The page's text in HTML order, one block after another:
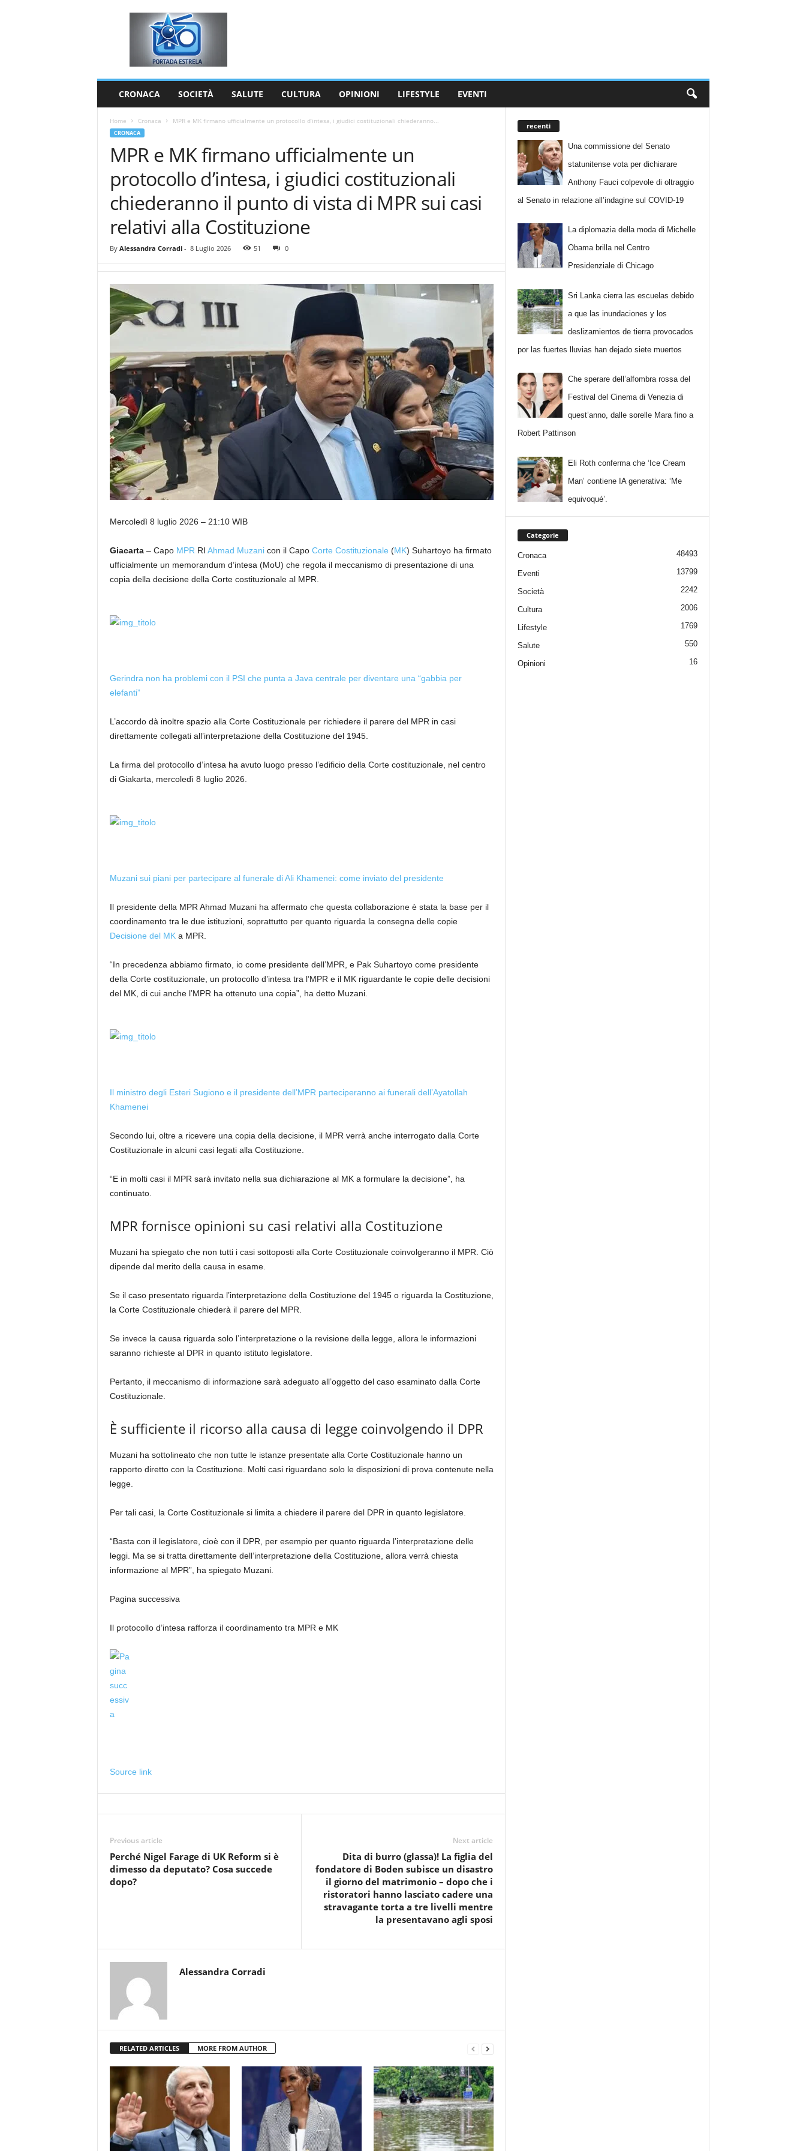
CRONACA SOCIETÀ SALUTE CULTURA OPINIONI LIFESTYLE EVENTI
Home Cronaca MPR e MK firmano ufficialmente un protocollo d’intesa, i giudici costituzionali chiederanno...
CRONACA
MPR e MK firmano ufficialmente un
protocollo d’intesa, i giudici costituzionali
chiederanno il punto di vista di MPR sui casi
relativi alla Costituzione
By Alessandra Corradi- 8 Luglio 2026 51 0
Mercoledì 8 luglio 2026 – 21:10 WIB
Giacarta – Capo MPR RI Ahmad Muzanicon il Capo Corte Costituzionale (MK) Suhartoyo ha firmato
ufficialmente un memorandum d’intesa (MoU) che regola il meccanismo di presentazione di una
copia della decisione della Corte costituzionale al MPR.
Gerindra non ha problemi con il PSI che punta a Java centrale per diventare una “gabbia per
elefanti”
L’accordo dà inoltre spazio alla Corte Costituzionale per richiedere il parere del MPR in casi
direttamente collegati all’interpretazione della Costituzione del 1945.
La firma del protocollo d’intesa ha avuto luogo presso l’edificio della Corte costituzionale, nel centro
di Giakarta, mercoledì 8 luglio 2026.
Muzani sui piani per partecipare al funerale di Ali Khamenei: come inviato del presidente
Il presidente della MPR Ahmad Muzani ha affermato che questa collaborazione è stata la base per il
coordinamento tra le due istituzioni, soprattutto per quanto riguarda la consegna delle copie
Decisione del MKa MPR.
“In precedenza abbiamo firmato, io come presidente dell’MPR, e Pak Suhartoyo come presidente
della Corte costituzionale, un protocollo d’intesa tra l’MPR e il MK riguardante le copie delle decisioni
del MK, di cui anche l’MPR ha ottenuto una copia”, ha detto Muzani.
Il ministro degli Esteri Sugiono e il presidente dell’MPR parteciperanno ai funerali dell’Ayatollah
Khamenei
Secondo lui, oltre a ricevere una copia della decisione, il MPR verrà anche interrogato dalla Corte
Costituzionale in alcuni casi legati alla Costituzione.
“E in molti casi il MPR sarà invitato nella sua dichiarazione al MK a formulare la decisione”, ha
continuato.
MPR fornisce opinioni su casi relativi alla Costituzione
Muzani ha spiegato che non tutti i casi sottoposti alla Corte Costituzionale coinvolgeranno il MPR. Ciò
dipende dal merito della causa in esame.
Se il caso presentato riguarda l’interpretazione della Costituzione del 1945 o riguarda la Costituzione,
la Corte Costituzionale chiederà il parere del MPR.
Se invece la causa riguarda solo l’interpretazione o la revisione della legge, allora le informazioni
saranno richieste al DPR in quanto istituto legislatore.
Pertanto, il meccanismo di informazione sarà adeguato all’oggetto del caso esaminato dalla Corte
Costituzionale.
È sufficiente il ricorso alla causa di legge coinvolgendo il DPR
Muzani ha sottolineato che non tutte le istanze presentate alla Corte Costituzionale hanno un
rapporto diretto con la Costituzione. Molti casi riguardano solo le disposizioni di prova contenute nella
legge.
Per tali casi, la Corte Costituzionale si limita a chiedere il parere del DPR in quanto legislatore.
“Basta con il legislatore, cioè con il DPR, per esempio per quanto riguarda l’interpretazione delle
leggi. Ma se si tratta direttamente dell’interpretazione della Costituzione, allora verrà chiesta
informazione al MPR”, ha spiegato Muzani.
Pagina successiva
Il protocollo d’intesa rafforza il coordinamento tra MPR e MK
Source link
Previous article
Perché Nigel Farage di UK Reform si è
dimesso da deputato? Cosa succede
dopo?
Next article
Dita di burro (glassa)! La figlia del
fondatore di Boden subisce un disastro
il giorno del matrimonio – dopo che i
ristoratori hanno lasciato cadere una
stravagante torta a tre livelli mentre
la presentavano agli sposi
Alessandra Corradi
RELATED ARTICLES MORE FROM AUTHOR
recenti
Una commissione del Senato
statunitense vota per dichiarare
Anthony Fauci colpevole di oltraggio
al Senato in relazione all’indagine sul COVID-19
La diplomazia della moda di Michelle
Obama brilla nel Centro
Presidenziale di Chicago
Sri Lanka cierra las escuelas debido
a que las inundaciones y los
deslizamientos de tierra provocados
por las fuertes lluvias han dejado siete muertos
Che sperare dell’alfombra rossa del
Festival del Cinema di Venezia di
quest’anno, dalle sorelle Mara fino a
Robert Pattinson
Eli Roth conferma che ‘Ice Cream
Man’ contiene IA generativa: ‘Me
equivoqué’.
Categorie
Cronaca 48493
Eventi 13799
Società 2242
Cultura 2006
Lifestyle 1769
Salute 550
Opinioni 16